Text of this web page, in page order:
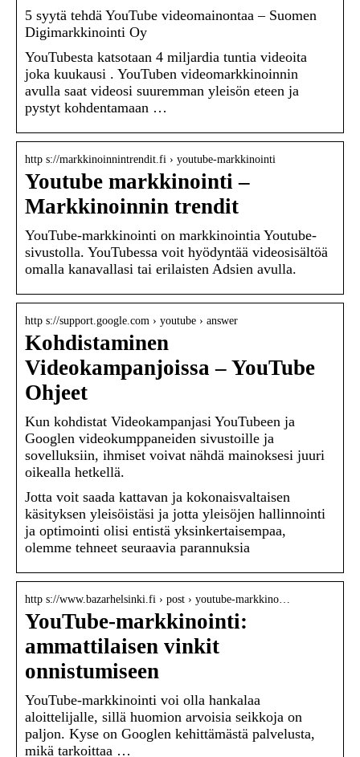
5 syytä tehdä YouTube videomainontaa – Suomen
Digimarkkinointi Oy
YouTubesta katsotaan 4 miljardia tuntia videoita
joka kuukausi . YouTuben videomarkkinoinnin
avulla saat videosi suuremman yleisön eteen ja
pystyt kohdentamaan …
http s://markkinoinnintrendit.fi › youtube-markkinointi
Youtube markkinointi –
Markkinoinnin trendit
YouTube-markkinointi on markkinointia Youtube-
sivustolla. YouTubessa voit hyödyntää videosisältöä
omalla kanavallasi tai erilaisten Adsien avulla.
http s://support.google.com › youtube › answer
Kohdistaminen
Videokampanjoissa – YouTube
Ohjeet
Kun kohdistat Videokampanjasi YouTubeen ja
Googlen videokumppaneiden sivustoille ja
sovelluksiin, ihmiset voivat nähdä mainoksesi juuri
oikealla hetkellä.
Jotta voit saada kattavan ja kokonaisvaltaisen
käsityksen yleisöistäsi ja jotta yleisöjen hallinnointi
ja optimointi olisi entistä yksinkertaisempaa,
olemme tehneet seuraavia parannuksia
http s://www.bazarhelsinki.fi › post › youtube-markkino…
YouTube-markkinointi:
ammattilaisen vinkit
onnistumiseen
YouTube-markkinointi voi olla hankalaa
aloittelijalle, sillä huomion arvoisia seikkoja on
paljon. Kyse on Googlen kehittämästä palvelusta,
mikä tarkoittaa …